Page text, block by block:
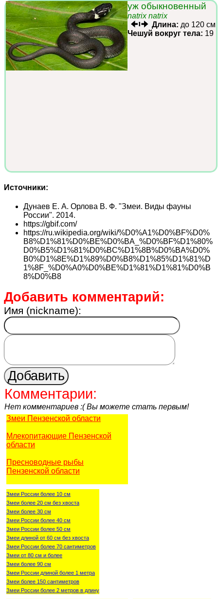
уж обыкновенный
natrix natrix
Длина: до 120 см
Чешуй вокруг тела: 19
Источники:
Дунаев Е. А. Орлова В. Ф. "Змеи. Виды фауны
России". 2014.
https://gbif.com/
https://ru.wikipedia.org/wiki/%D0%A1%D0%BF%D0%
B8%D1%81%D0%BE%D0%BA_%D0%BF%D1%80%
D0%B5%D1%81%D0%BC%D1%8B%D0%BA%D0%
B0%D1%8E%D1%89%D0%B8%D1%85%D1%81%D
1%8F_%D0%A0%D0%BE%D1%81%D1%81%D0%B
8%D0%B8
Добавить комментарий:
Имя (nickname):
Комментарии:
Нет комментариев :( Вы можете стать первым!
Змеи Пензенской области
Млекопитающие Пензенской
области
Пресноводные рыбы
Пензенской области
Змеи России более 10 см
Змеи более 20 см без хвоста
Змеи более 30 см
Змеи России более 40 см
Змеи России более 50 см
Змеи длиной от 60 см без хвоста
Змеи России более 70 сантиметров
Змеи от 80 см и более
Змеи более 90 см
Змеи России длиной более 1 метра
Змеи более 150 сантиметров
Змеи России более 2 метров в длину